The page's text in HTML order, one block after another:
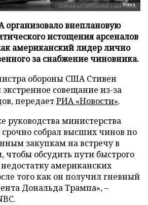
Press
внеплановую
истощения арсеналов
американский лидер лично
за снабжение чиновника.
обороны США Стивен
совещание из-за
передаетРИА «Новости».
руководства министерства
собрал высших чинов по
закупкам на встречу в
чтобы обсудить пути быстрого
американских
того как он получил гневный
Дональда Трампа», –